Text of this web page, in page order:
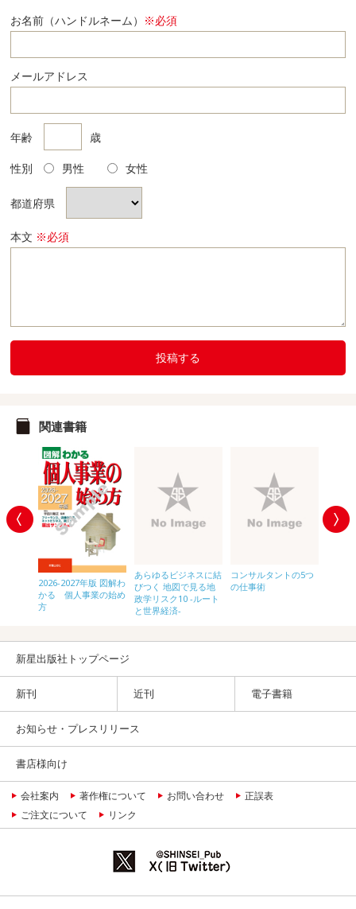
お名前（ハンドルネーム） ※必須
メールアドレス
年齢 歳
性別 男性 女性
都道府県
本文 ※必須
投稿する
関連書籍
2026-2027年版 図解わ
かる 個人事業の始め
方
あらゆるビジネスに結
びつく 地図で見る地
政学リスク10 -ルート
と世界経済-
コンサルタントの5つ
の仕事術
新星出版社トップページ
新刊 近刊 電子書籍
お知らせ・プレスリリース
書店様向け
会社案内 著作権について お問い合わせ
正誤表
ご注文について
リンク